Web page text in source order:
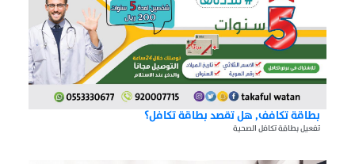
بطاقة تكافف, هل تقصد بطاقة تكافل؟
تفعيل بطاقة تكافل الصحية